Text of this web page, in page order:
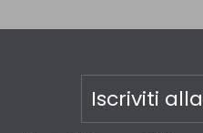
Iscriviti